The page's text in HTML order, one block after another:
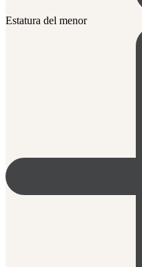
Estatura del menor